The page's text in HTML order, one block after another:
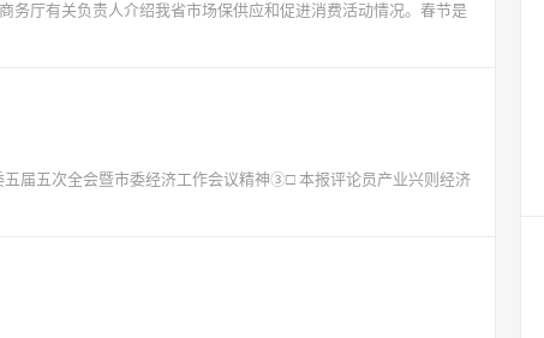
务厅有关负责人介绍我省市场保供应和促进消费活动情况。春节是
届五次全会暨市委经济工作会议精神③□ 本报评论员产业兴则经济